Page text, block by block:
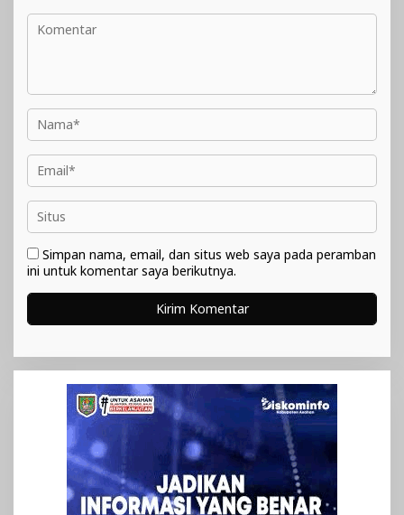
Simpan nama, email, dan situs web saya pada peramban
ini untuk komentar saya berikutnya.